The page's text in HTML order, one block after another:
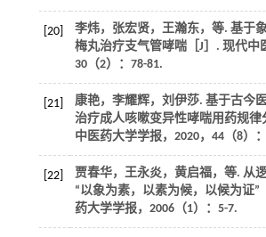
[20] 李炜，张宏贤，王瀚东， 等. 基于
梅丸治疗支气管哮喘［J］. 现代中
30（2）：78-81.
[21]
康艳，李耀辉，刘伊莎. 基于古今
治疗成人咳嗽变异性哮喘用药规律
中医药大学学报， 2020， 44（8）
[22] 贾春华，王永炎，黄启福， 等. 从
“以象为素，以素为候，以候为证”
药大学学报， 2006（1）：5-7.